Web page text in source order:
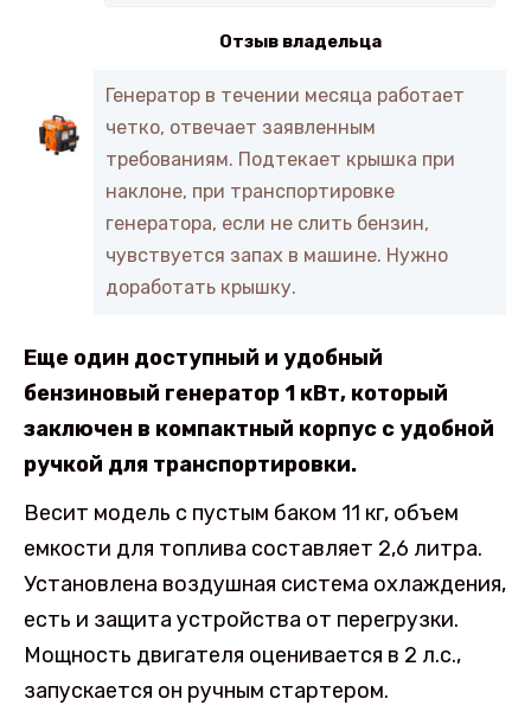
Отзыв владельца
Генератор в течении месяца работает
четко, отвечает заявленным
требованиям. Подтекает крышка при
наклоне, при транспортировке
генератора, если не слить бензин,
чувствуется запах в машине. Нужно
доработать крышку.
Еще один доступный и удобный
бензиновый генератор 1 кВт, который
заключен в компактный корпус с удобной
ручкой для транспортировки.
Весит модель с пустым баком 11 кг, объем
емкости для топлива составляет 2,6 литра.
Установлена воздушная система охлаждения,
есть и защита устройства от перегрузки.
Мощность двигателя оценивается в 2 л.с.,
запускается он ручным стартером.